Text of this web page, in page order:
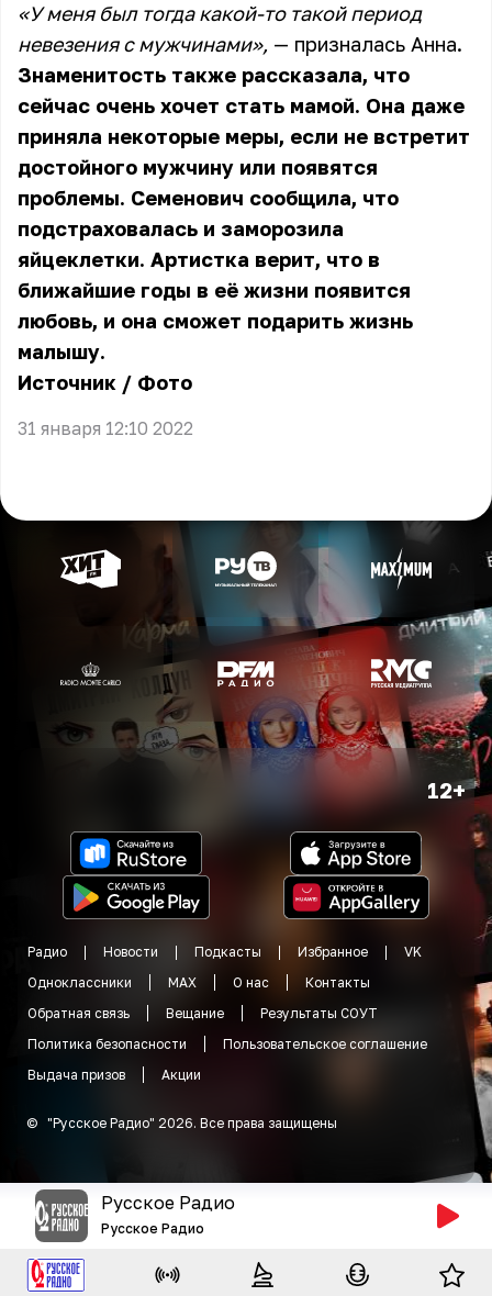
«У меня был тогда какой-то такой период
невезения с мужчинами», — призналась Анна.
Знаменитость также рассказала, что
сейчас очень хочет стать мамой. Она даже
приняла некоторые меры, если не встретит
достойного мужчину или появятся
проблемы. Семенович сообщила, что
подстраховалась и заморозила
яйцеклетки. Артистка верит, что в
ближайшие годы в её жизни появится
любовь, и она сможет подарить жизнь
малышу.
Источник / Фото
31 января 12:10 2022
12+
Радио Новости Подкасты Избранное
VK
Одноклассники
MAX О нас
Контакты
Обратная связь
Вещание
Результаты СОУТ
Политика безопасности
Пользовательское соглашение
Выдача призов
Акции
© "Русское Радио" 2026. Все права защищены
Русское Радио
Русское Радио